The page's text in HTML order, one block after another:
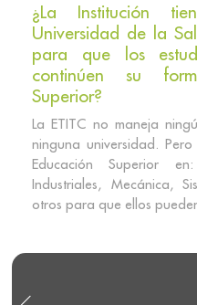
¿La Institución
Universidad de la
para que los
continúen su
Superior?
La ETITC no maneja
ninguna universidad.
Educación Superior en:
Industriales, Mecánica,
otros para que ellos